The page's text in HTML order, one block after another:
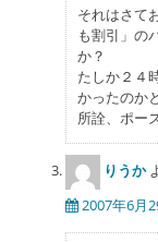
それはさて
も割引」の
か？
たしか２４
かったのかと
所詮、ポー
りうか
2007年6月